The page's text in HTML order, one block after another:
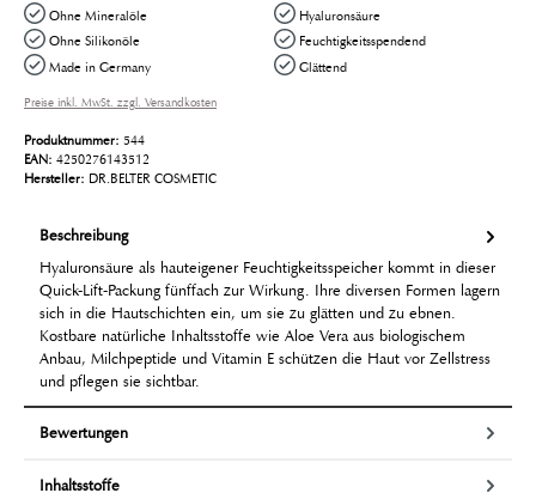
Ohne Mineralöle
Ohne Silikonöle
Made in Germany
Hyaluronsäure
Feuchtigkeitsspendend
Glättend
Preise inkl. MwSt. zzgl. Versandkosten
Produktnummer: 544
EAN: 4250276143512
Hersteller: DR.BELTER COSMETIC
Beschreibung
Hyaluronsäure als hauteigener Feuchtigkeitsspeicher kommt in dieser
Quick-Lift-Packung fünffach zur Wirkung. Ihre diversen Formen lagern
sich in die Hautschichten ein, um sie zu glätten und zu ebnen.
Kostbare natürliche Inhaltsstoffe wie Aloe Vera aus biologischem
Anbau, Milchpeptide und Vitamin E schützen die Haut vor Zellstress
und pflegen sie sichtbar.
Bewertungen
Inhaltsstoffe